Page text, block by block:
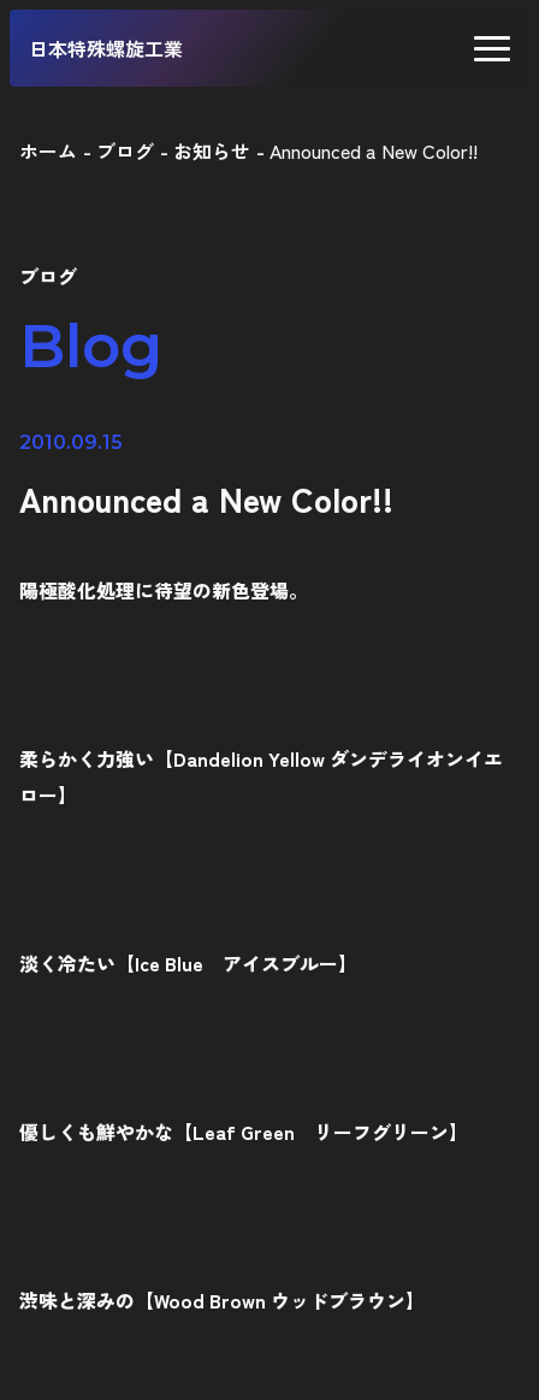
日本特殊螺旋工業
工業製品
ホーム ブログ お知らせ Announced a New Color!!
ブログ
Blog
2010.09.15
Announced a New Color!!
陽極酸化処理に待望の新色登場。
柔らかく力強い【Dandelion Yellow ダンデライオンイエ
ロー】
淡く冷たい【Ice Blue アイスブルー】
優しくも鮮やかな【Leaf Green リーフグリーン】
渋味と深みの【Wood Brown ウッドブラウン】